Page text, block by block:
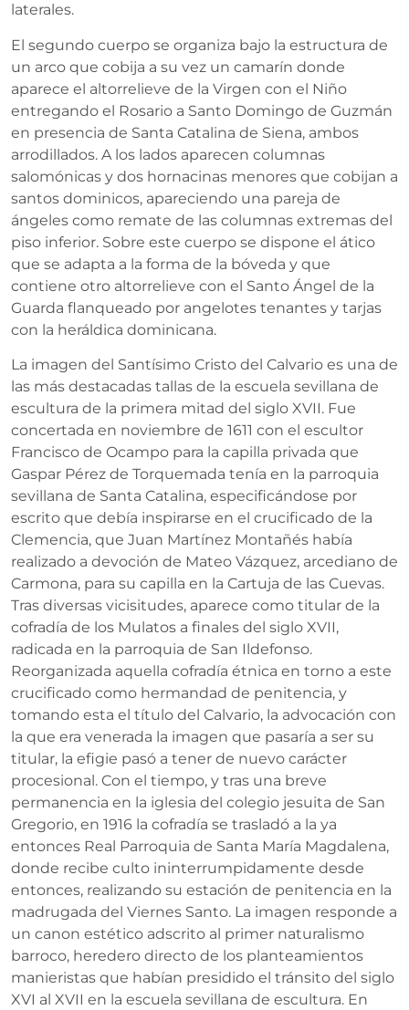
laterales.
El segundo cuerpo se organiza bajo la estructura de
un arco que cobija a su vez un camarín donde
aparece el altorrelieve de la Virgen con el Niño
entregando el Rosario a Santo Domingo de Guzmán
en presencia de Santa Catalina de Siena, ambos
arrodillados. A los lados aparecen columnas
salomónicas y dos hornacinas menores que cobijan a
santos dominicos, apareciendo una pareja de
ángeles como remate de las columnas extremas del
piso inferior. Sobre este cuerpo se dispone el ático
que se adapta a la forma de la bóveda y que
contiene otro altorrelieve con el Santo Ángel de la
Guarda flanqueado por angelotes tenantes y tarjas
con la heráldica dominicana.
La imagen del Santísimo Cristo del Calvario es una de
las más destacadas tallas de la escuela sevillana de
escultura de la primera mitad del siglo XVII. Fue
concertada en noviembre de 1611 con el escultor
Francisco de Ocampo para la capilla privada que
Gaspar Pérez de Torquemada tenía en la parroquia
sevillana de Santa Catalina, especificándose por
escrito que debía inspirarse en el crucificado de la
Clemencia, que Juan Martínez Montañés había
realizado a devoción de Mateo Vázquez, arcediano de
Carmona, para su capilla en la Cartuja de las Cuevas.
Tras diversas vicisitudes, aparece como titular de la
cofradía de los Mulatos a finales del siglo XVII,
radicada en la parroquia de San Ildefonso.
Reorganizada aquella cofradía étnica en torno a este
crucificado como hermandad de penitencia, y
tomando esta el título del Calvario, la advocación con
la que era venerada la imagen que pasaría a ser su
titular, la efigie pasó a tener de nuevo carácter
procesional. Con el tiempo, y tras una breve
permanencia en la iglesia del colegio jesuita de San
Gregorio, en 1916 la cofradía se trasladó a la ya
entonces Real Parroquia de Santa María Magdalena,
donde recibe culto ininterrumpidamente desde
entonces, realizando su estación de penitencia en la
madrugada del Viernes Santo. La imagen responde a
un canon estético adscrito al primer naturalismo
barroco, heredero directo de los planteamientos
manieristas que habían presidido el tránsito del siglo
XVI al XVII en la escuela sevillana de escultura. En